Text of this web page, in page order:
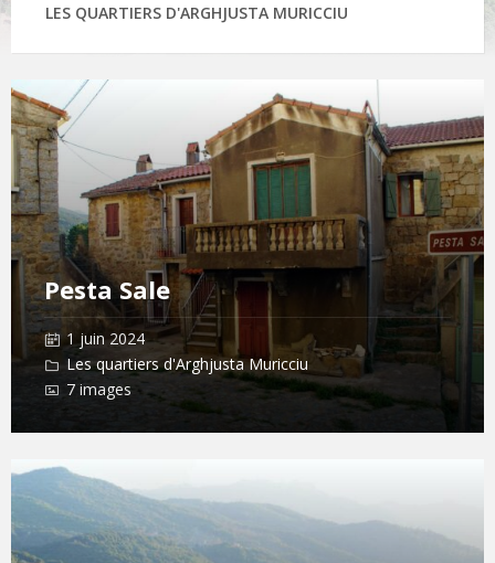
LES QUARTIERS D'ARGHJUSTA MURICCIU
Pesta Sale
1 juin 2024
Les quartiers d'Arghjusta Muricciu
7 images
Open
Gallery
Open
Gallery